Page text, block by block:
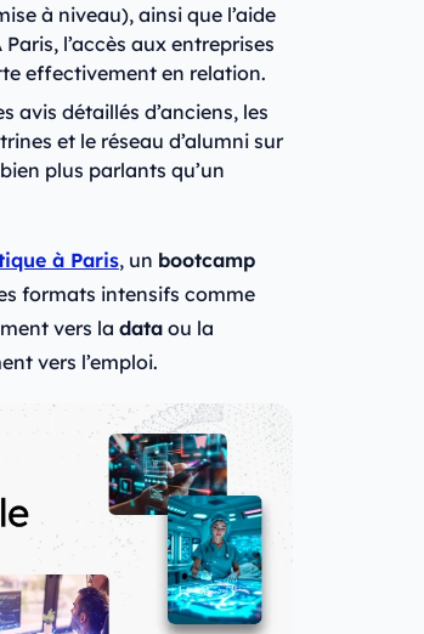
à niveau), ainsi que l’aide
l’accès aux entreprises
effectivement en relation.
avis détaillés d’anciens, les
et le réseau d’alumni sur
plus parlants qu’un
à Paris, un bootcamp
formats intensifs comme
vers la dataou la
vers l’emploi.